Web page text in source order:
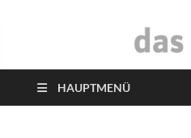
das
HAUPTMENÜ